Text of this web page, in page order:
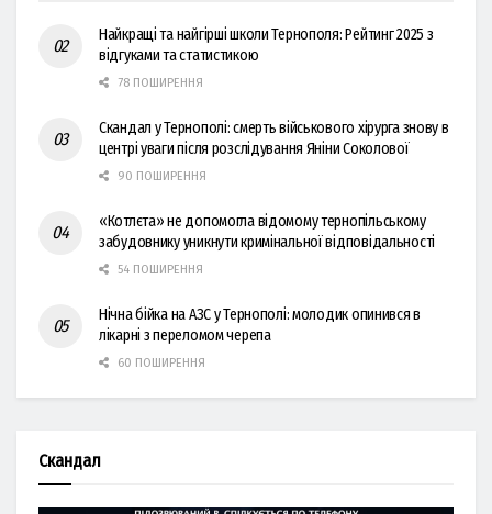
Найкращі та найгірші школи Тернополя: Рейтинг 2025 з
відгуками та статистикою
78 ПОШИРЕННЯ
Скандал у Тернополі: смерть військового хірурга знову в
центрі уваги після розслідування Яніни Соколової
90 ПОШИРЕННЯ
«Котлєта» не допомогла відомому тернопільському
забудовнику уникнути кримінальної відповідальності
54 ПОШИРЕННЯ
Нічна бійка на АЗС у Тернополі: молодик опинився в
лікарні з переломом черепа
60 ПОШИРЕННЯ
Скандал